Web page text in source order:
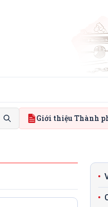
Giới thiệu Thành